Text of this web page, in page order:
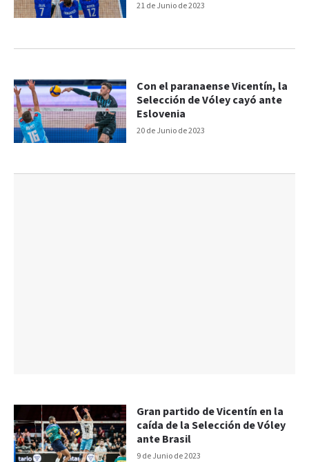
21 de Junio de 2023
20 de Junio de 2023
Con el paranaense Vicentín, la
Selección de Vóley cayó ante
Eslovenia
9 de Junio de 2023
Gran partido de Vicentín en la
caída de la Selección de Vóley
ante Brasil